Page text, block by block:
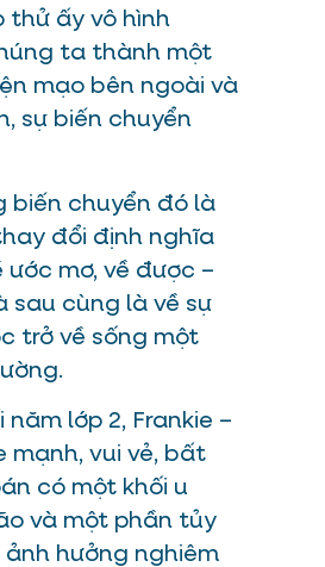
thử ấy vô hình
ta thành một
mạo bên ngoài và
sự biến chuyển
biến chuyển đó là
đổi định nghĩa
ước mơ, về được –
sau cùng là về sự
trở về sống một
lớp 2, Frankie –
mạnh, vui vẻ, bất
có một khối u
và một phần tủy
ảnh hưởng nghiêm